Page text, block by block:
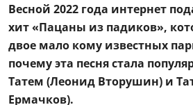
Весной 2022 года интернет
хит «Пацаны из падиков»,
двое мало кому известных
почему эта песня стала
Татем (Леонид Вторушин) и
Ермачков).